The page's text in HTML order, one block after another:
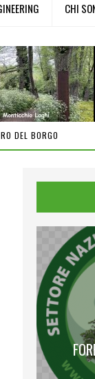
CHI
DEL BORGO